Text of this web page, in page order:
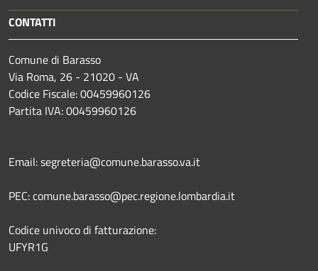
CONTATTI
Comune di Barasso
Via Roma, 26 - 21020 - VA
Codice Fiscale: 00459960126
Partita IVA: 00459960126
Email: segreteria@comune.barasso.va.it
PEC: comune.barasso@pec.regione.lombardia.it
Codice univoco di fatturazione:
UFYR1G